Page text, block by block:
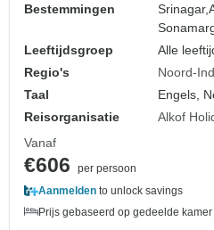
Bestemmingen
Srinagar,
Leeftijdsgroep
Alle
Regio's
Noord-
Taal
Engels,
Reisorganisatie
Alkof
Vanaf
€606
per persoon
Aanmelden to unlock savings
Prijs gebaseerd op gedeelde kamer